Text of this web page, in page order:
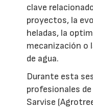
clave
proyectos, la
heladas, la
mecanización o
de agua.
Durante esta
profesionales
Sarvise